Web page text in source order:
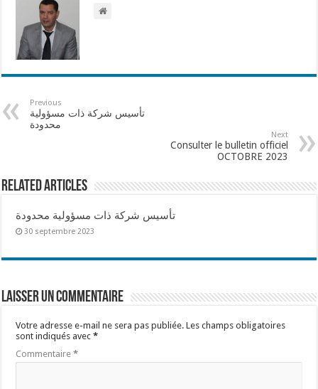
Previous
تأسيس شركة ذات مسؤولية
محدودة
Next
Consulter le bulletin officiel
OCTOBRE 2023
Related Articles
تأسيس شركة ذات مسؤولية محدودة
30 septembre 2023
Laisser un commentaire
Votre adresse e-mail ne sera pas publiée. Les champs obligatoires
sont indiqués avec*
Commentaire*